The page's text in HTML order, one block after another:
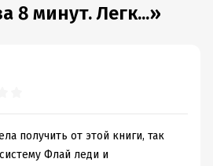
8 минут. Легк...»
получить от этой книги, так
Флай леди и